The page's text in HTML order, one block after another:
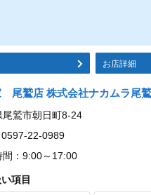
お店詳細
尾鷲店 株式会社ナカムラ尾鷲
尾鷲市朝日町8-24
22-0989
間：9:00～17:00
項目